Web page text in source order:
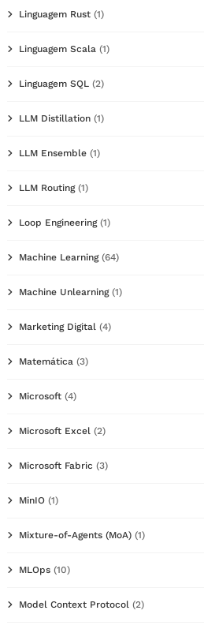
Linguagem Rust (1)
Linguagem Scala (1)
Linguagem SQL (2)
LLM Distillation (1)
LLM Ensemble (1)
LLM Routing(1)
Loop Engineering(1)
Machine Learning(64)
Machine Unlearning(1)
Marketing Digital (4)
Matemática (3)
Microsoft (4)
Microsoft Excel (2)
Microsoft Fabric (3)
MinIO (1)
Mixture-of-Agents (MoA) (1)
MLOps (10)
Model Context Protocol (2)